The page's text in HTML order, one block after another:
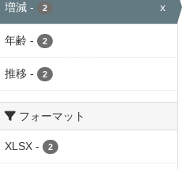
増減 - 2 x
年齢 - 2
推移 - 2
フォーマット
XLSX - 2